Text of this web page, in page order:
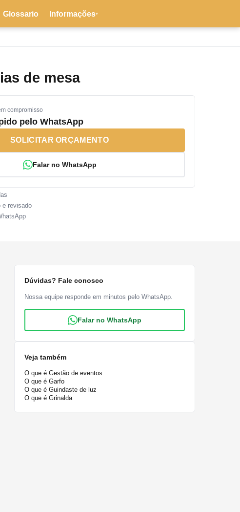
Glossario Informações▾
de mesa
compromisso
pelo WhatsApp
SOLICITAR ORÇAMENTO
Falar no WhatsApp
e revisado
Dúvidas? Fale conosco
Nossa equipe responde em minutos pelo WhatsApp.
Falar no WhatsApp
Veja também
O que é Gestão de eventos
O que é Garfo
O que é Guindaste de luz
O que é Grinalda